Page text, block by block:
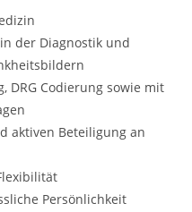
der Diagnostik und
DRG Codierung sowie mit
aktiven Beteiligung an
Persönlichkeit